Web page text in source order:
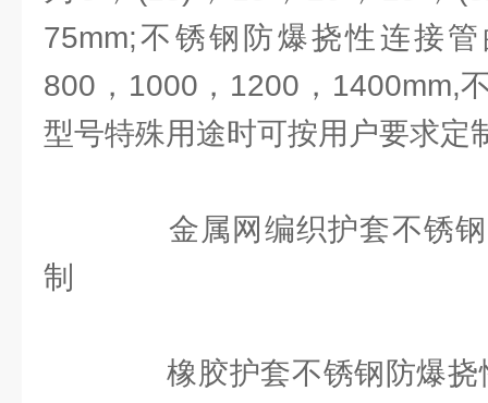
75mm;不锈钢防爆挠性连接
800，1000，1200，1400mm,
型号特殊用途时可按用户要求定
金属网编织护套不锈钢
制
橡胶护套不锈钢防爆挠